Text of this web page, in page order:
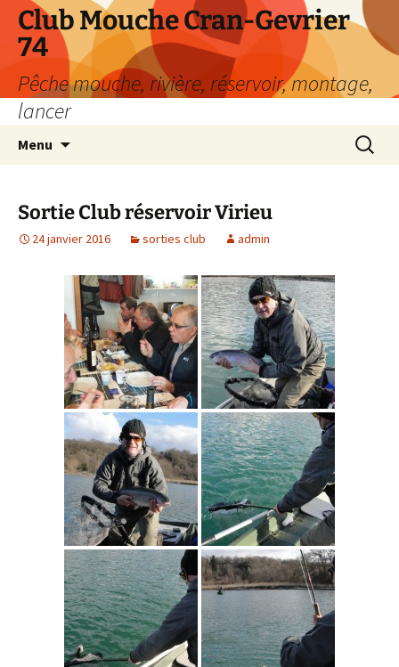
Aller
contenu
Club Mouche Cran-Gevrier
74
Pêche mouche, rivière, réservoir, montage,
lancer
Menu
Sortie Club réservoir Virieu
24 janvier 2016 sorties club admin